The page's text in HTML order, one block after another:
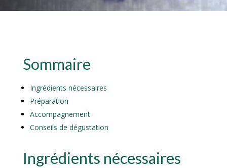
Sommaire
Ingrédients nécessaires
Préparation
Accompagnement
Conseils de dégustation
Ingrédients nécessaires